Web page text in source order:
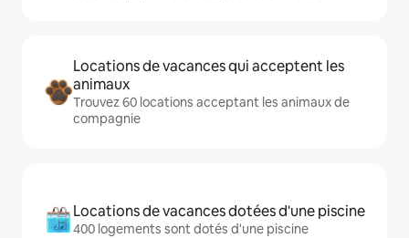
Locations de vacances qui acceptent les
animaux
Trouvez 60 locations acceptant les animaux de
compagnie
Locations de vacances dotées d'une piscine
400 logements sont dotés d'une piscine